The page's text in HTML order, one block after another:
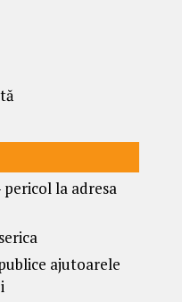
la adresa
ajutoarele